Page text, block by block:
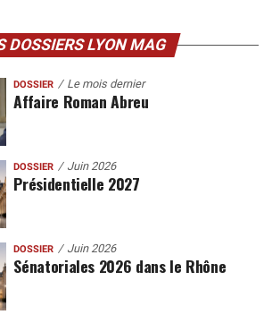
DOSSIERS LYON MAG
DOSSIER Le mois dernier
Affaire Roman Abreu
DOSSIER Juin 2026
Présidentielle 2027
DOSSIER Juin 2026
Sénatoriales 2026 dans le Rhône